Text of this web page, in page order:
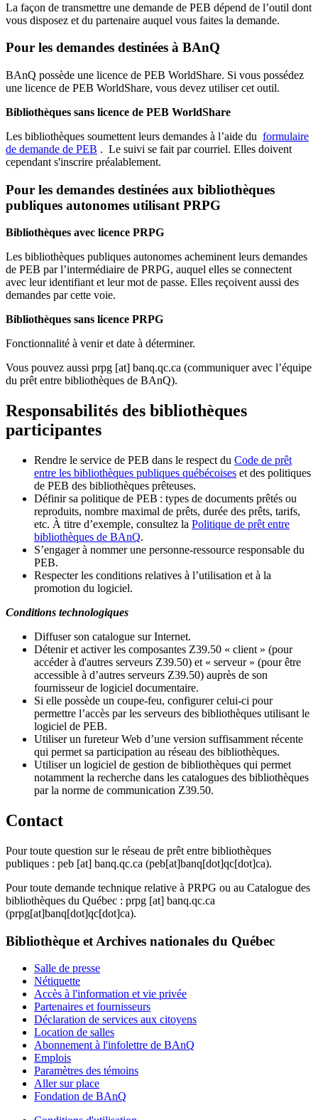
La façon de transmettre une demande de PEB dépend de l’outil dont
vous disposez et du partenaire auquel vous faites la demande.
Pour les demandes destinées à BAnQ
BAnQ possède une licence de PEB WorldShare. Si vous possédez
une licence de PEB WorldShare, vous devez utiliser cet outil.
Bibliothèques sans licence de PEB WorldShare
Les bibliothèques soumettent leurs demandes à l’aide du formulaire
de demande de PEB . Le suivi se fait par courriel. Elles doivent
cependant s'inscrire préalablement.
Pour les demandes destinées aux bibliothèques
publiques autonomes utilisant PRPG
Bibliothèques avec licence PRPG
Les bibliothèques publiques autonomes acheminent leurs demandes
de PEB par l’intermédiaire de PRPG, auquel elles se connectent
avec leur identifiant et leur mot de passe. Elles reçoivent aussi des
demandes par cette voie.
Bibliothèques sans licence PRPG
Fonctionnalité à venir et date à déterminer.
Vous pouvez aussi prpg [at] banq.qc.ca (communiquer avec l’équipe
du prêt entre bibliothèques de BAnQ).
Responsabilités des bibliothèques
participantes
Rendre le service de PEB dans le respect du Code de prêt
entre les bibliothèques publiques québécoises et des politiques
de PEB des bibliothèques prêteuses.
Définir sa politique de PEB : types de documents prêtés ou
reproduits, nombre maximal de prêts, durée des prêts, tarifs,
etc. À titre d’exemple, consultez la Politique de prêt entre
bibliothèques de BAnQ.
S’engager à nommer une personne-ressource responsable du
PEB.
Respecter les conditions relatives à l’utilisation et à la
promotion du logiciel.
Conditions technologiques
Diffuser son catalogue sur Internet.
Détenir et activer les composantes Z39.50 « client » (pour
accéder à d'autres serveurs Z39.50) et « serveur » (pour être
accessible à d’autres serveurs Z39.50) auprès de son
fournisseur de logiciel documentaire.
Si elle possède un coupe-feu, configurer celui-ci pour
permettre l’accès par les serveurs des bibliothèques utilisant le
logiciel de PEB.
Utiliser un fureteur Web d’une version suffisamment récente
qui permet sa participation au réseau des bibliothèques.
Utiliser un logiciel de gestion de bibliothèques qui permet
notamment la recherche dans les catalogues des bibliothèques
par la norme de communication Z39.50.
Contact
Pour toute question sur le réseau de prêt entre bibliothèques
publiques : peb [at] banq.qc.ca (peb[at]banq[dot]qc[dot]ca).
Pour toute demande technique relative à PRPG ou au Catalogue des
bibliothèques du Québec : prpg [at] banq.qc.ca
(prpg[at]banq[dot]qc[dot]ca).
Bibliothèque et Archives nationales du Québec
Salle de presse
Nétiquette
Accès à l'information et vie privée
Partenaires et fournisseurs
Déclaration de services aux citoyens
Location de salles
Abonnement à l'infolettre de BAnQ
Emplois
Paramètres des témoins
Aller sur place
Fondation de BAnQ